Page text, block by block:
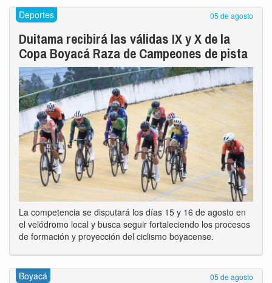
Deportes 05 de agosto
Duitama recibirá las válidas IX y X de la
Copa Boyacá Raza de Campeones de pista
La competencia se disputará los días 15 y 16 de agosto en
el velódromo local y busca seguir fortaleciendo los procesos
de formación y proyección del ciclismo boyacense.
Boyacá 05 de agosto